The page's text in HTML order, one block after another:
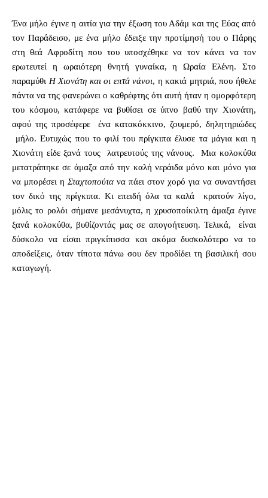
Ένα μήλο έγινε η αιτία για την έξωση του Αδάμ και της Εύας από
τον Παράδεισο, με ένα μήλο έδειξε την προτίμησή του ο Πάρης
στη θεά Αφροδίτη που του υποσχέθηκε να τον κάνει να τον
ερωτευτεί η ωραιότερη θνητή γυναίκα, η Ωραία Ελένη. Στο
παραμύθι Η Χιονάτη και οι επτά νάνοι, η κακιά μητριά, που ήθελε
πάντα να της φανερώνει ο καθρέφτης ότι αυτή ήταν η ομορφότερη
του κόσμου, κατάφερε να βυθίσει σε ύπνο βαθύ την Χιονάτη,
αφού της προσέφερε ένα κατακόκκινο, ζουμερό, δηλητηριώδες
μήλο. Ευτυχώς που το φιλί του πρίγκιπα έλυσε τα μάγια και η
Χιονάτη είδε ξανά τους λατρευτούς της νάνους. Μια κολοκύθα
μετατράπηκε σε άμαξα από την καλή νεράιδα μόνο και μόνο για
να μπορέσει η Σταχτοπούτα να πάει στον χορό για να συναντήσει
τον δικό της πρίγκιπα. Κι επειδή όλα τα καλά κρατούν λίγο,
μόλις το ρολόι σήμανε μεσάνυχτα, η χρυσοποίκιλτη άμαξα έγινε
ξανά κολοκύθα, βυθίζοντάς μας σε απογοήτευση. Τελικά, είναι
δύσκολο να είσαι πριγκίπισσα και ακόμα δυσκολότερο να το
αποδείξεις, όταν τίποτα πάνω σου δεν προδίδει τη βασιλική σου
καταγωγή.